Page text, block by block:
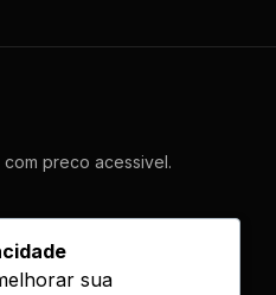
preco acessivel.
sua